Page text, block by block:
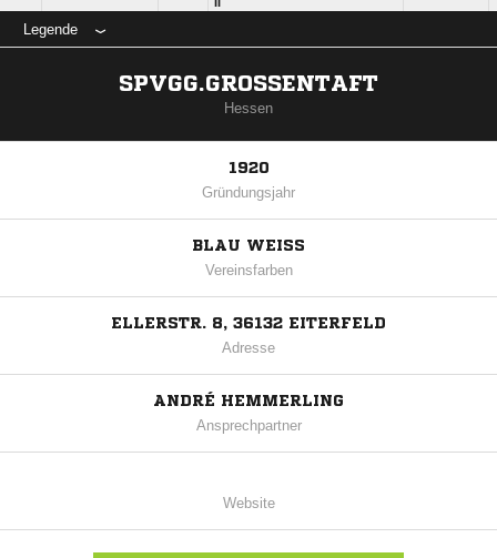
Legende
SPVGG.GROSSENTAFT
Hessen
1920
Gründungsjahr
BLAU WEISS
Vereinsfarben
ELLERSTR. 8, 36132 EITERFELD
Adresse
ANDRÉ HEMMERLING
Ansprechpartner
Website